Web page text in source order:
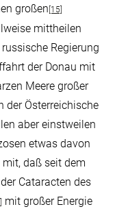
großen [15]
mittheilen
Regierung
der Donau mit
Meere großer
der Österreichische
aber einstweilen
etwas davon
daß seit dem
Cataracten des
mit großer Energie